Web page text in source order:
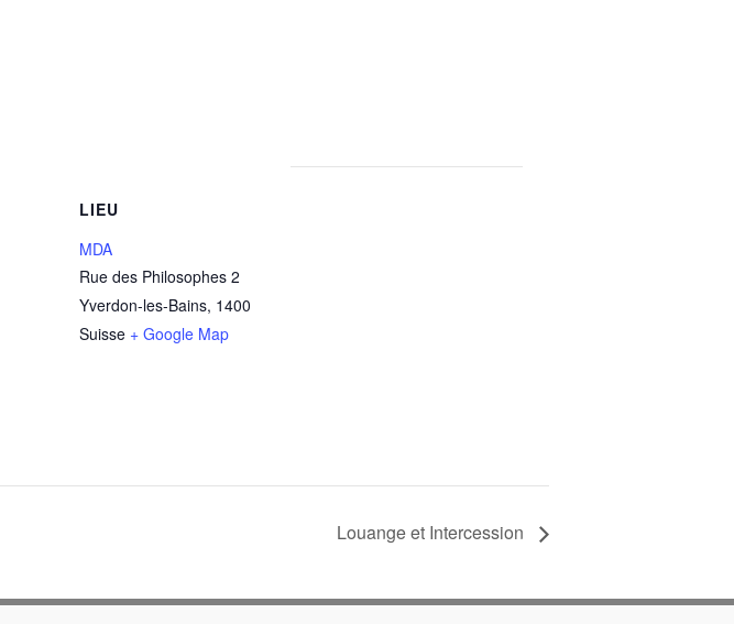
LIEU
MDA
Rue des Philosophes 2
Yverdon-les-Bains, 1400
Suisse + Google Map
Louange et Intercession